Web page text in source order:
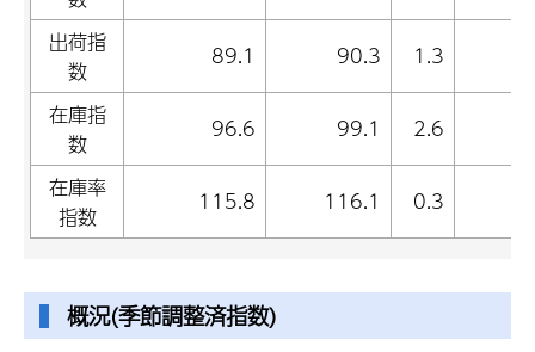
出荷指
数
89.1 90.3 1.3
在庫指
数
96.6 99.1 2.6
在庫率
指数
115.8 116.1 0.3
概況(季節調整済指数)